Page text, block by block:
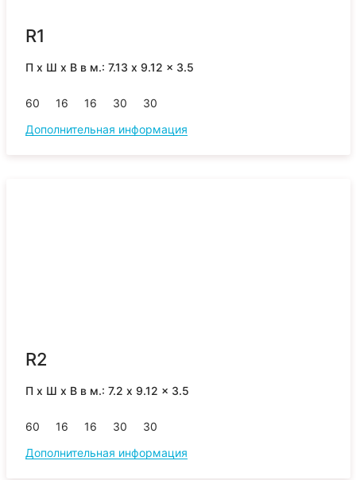
R1
П x Ш x В в м.: 7.13 x 9.12 x 3.5
60 16 16 30
30
Дополнительная информация
R2
П x Ш x В в м.: 7.2 x 9.12 x 3.5
60 16 16 30
30
Дополнительная информация